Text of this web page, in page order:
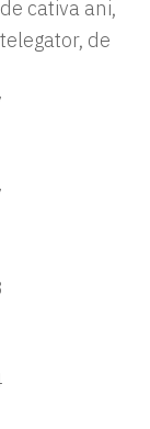
cativa ani,
de